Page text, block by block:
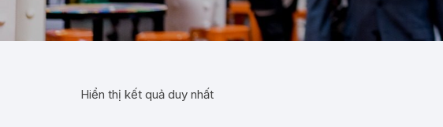
Hiển thị kết quả duy nhất